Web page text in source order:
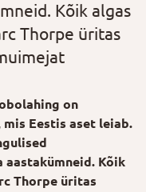
Kõik algas
Thorpe üritas
on
Eestis aset leiab.
Kõik
Thorpe üritas